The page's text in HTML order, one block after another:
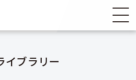
イブラリー